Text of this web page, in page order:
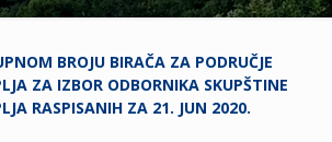
BROJU BIRAČA ZA PODRUČJE
ZA IZBOR ODBORNIKA SKUPŠTINE
RASPISANIH ZA 21. JUN 2020.